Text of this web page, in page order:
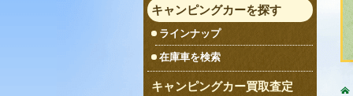
キャンピングカーを探す
ラインナップ
在庫車を検索
キャンピングカー買取査定